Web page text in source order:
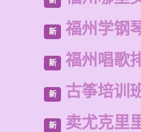
新 福州学钢
新 福州唱歌
新 古筝培训
新 卖尤克里